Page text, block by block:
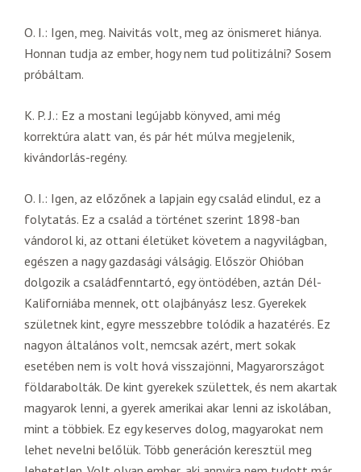
O. I.: Igen, meg. Naivitás volt, meg az önismeret hiánya.
Honnan tudja az ember, hogy nem tud politizálni? Sosem
próbáltam.
K. P. J.: Ez a mostani legújabb könyved, ami még
korrektúra alatt van, és pár hét múlva megjelenik,
kivándorlás-regény.
O. I.: Igen, az előzőnek a lapjain egy család elindul, ez a
folytatás. Ez a család a történet szerint 1898-ban
vándorol ki, az ottani életüket követem a nagyvilágban,
egészen a nagy gazdasági válságig. Először Ohióban
dolgozik a családfenntartó, egy öntödében, aztán Dél-
Kaliforniába mennek, ott olajbányász lesz. Gyerekek
születnek kint, egyre messzebbre tolódik a hazatérés. Ez
nagyon általános volt, nemcsak azért, mert sokak
esetében nem is volt hová visszajönni, Magyarországot
földarabolták. De kint gyerekek születtek, és nem akartak
magyarok lenni, a gyerek amerikai akar lenni az iskolában,
mint a többiek. Ez egy keserves dolog, magyarokat nem
lehet nevelni belőlük. Több generáción keresztül meg